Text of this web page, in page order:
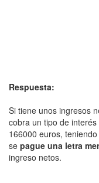
Respuesta:
Si tiene unos ingresos
cobra un tipo de
166000 euros,
se pague una letra
ingreso netos.